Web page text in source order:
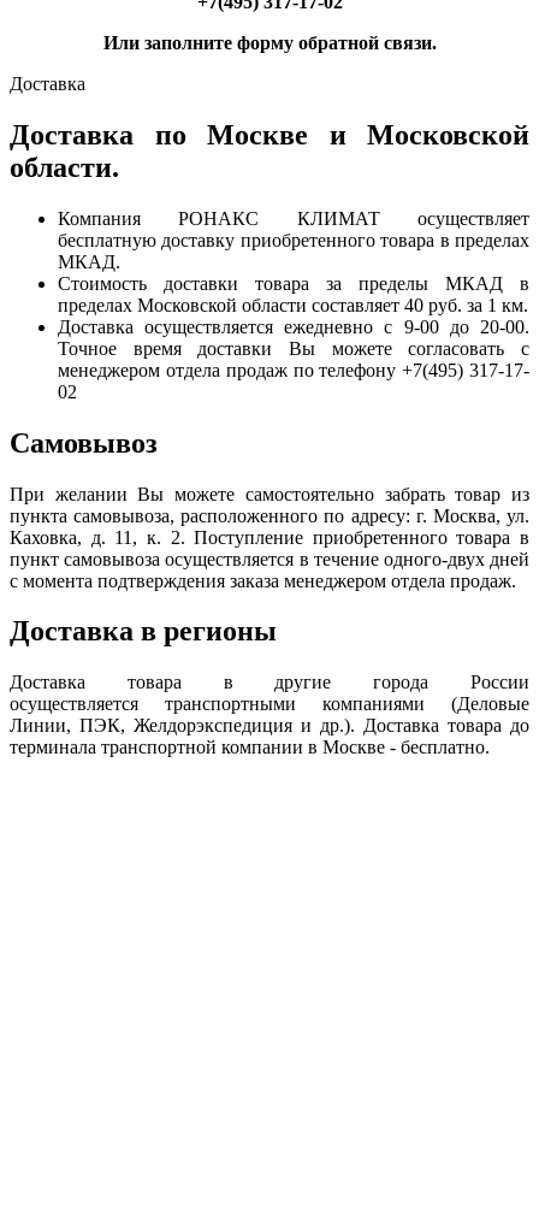
Или заполните форму обратной связи.
Доставка
Доставка по Москве и Московской
области.
Компания РОНАКС КЛИМАТ осуществляет
бесплатную доставку приобретенного товара в пределах
МКАД.
Стоимость доставки товара за пределы МКАД в
пределах Московской области составляет 40 руб. за 1 км.
Доставка осуществляется ежедневно с 9-00 до 20-00.
Точное время доставки Вы можете согласовать с
менеджером отдела продаж по телефону +7(495) 317-17-
02
Самовывоз
При желании Вы можете самостоятельно забрать товар из
пункта самовывоза, расположенного по адресу: г. Москва, ул.
Каховка, д. 11, к. 2. Поступление приобретенного товара в
пункт самовывоза осуществляется в течение одного-двух дней
с момента подтверждения заказа менеджером отдела продаж.
Доставка в регионы
Доставка товара в другие города России
осуществляется транспортными компаниями (Деловые
Линии, ПЭК, Желдорэкспедиция и др.). Доставка товара до
терминала транспортной компании в Москве - бесплатно.